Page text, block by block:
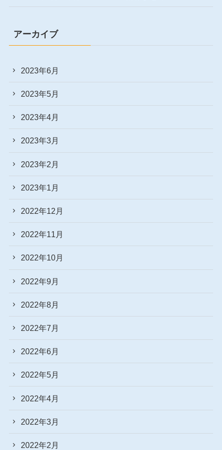
アーカイブ
2023年6月
2023年5月
2023年4月
2023年3月
2023年2月
2023年1月
2022年12月
2022年11月
2022年10月
2022年9月
2022年8月
2022年7月
2022年6月
2022年5月
2022年4月
2022年3月
2022年2月